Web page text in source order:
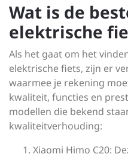
Wat is de
elektrische
Als het gaat om het
elektrische fiets, zijn er
waarmee je rekening
kwaliteit, functies en
modellen die bekend
kwaliteitverhouding:
Xiaomi Himo C20: